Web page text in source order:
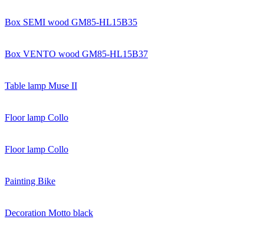
Box SEMI wood GM85-HL15B35
Box VENTO wood GM85-HL15B37
Table lamp Muse II
Floor lamp Collo
Floor lamp Collo
Painting Bike
Decoration Motto black